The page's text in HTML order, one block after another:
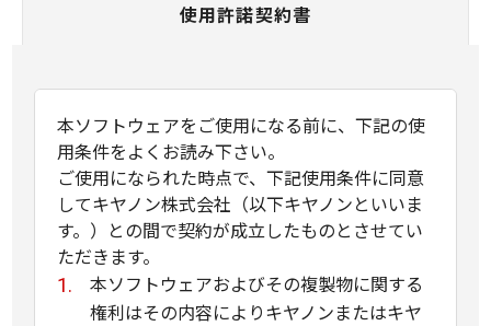
使用許諾契約書
本ソフトウェアをご使用になる前に、下記の使
用条件をよくお読み下さい。
ご使用になられた時点で、下記使用条件に同意
してキヤノン株式会社（以下キヤノンといいま
す。）との間で契約が成立したものとさせてい
ただきます。
本ソフトウェアおよびその複製物に関する
権利はその内容によりキヤノンまたはキヤ